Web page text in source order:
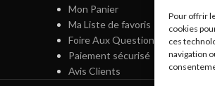
Pour offrir
cookies
ces
navigation
Mon Panier
Ma Liste de favoris
Foire Aux Questions
Paiement sécurisé
Avis Clients